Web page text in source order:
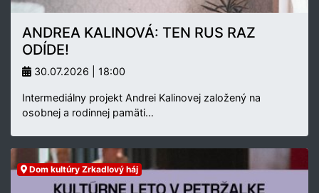
ANDREA KALINOVÁ: TEN RUS RAZ
ODÍDE!
30.07.2026 | 18:00
Intermediálny projekt Andrei Kalinovej založený na
osobnej a rodinnej pamäti…
Dom kultúry Zrkadlový háj